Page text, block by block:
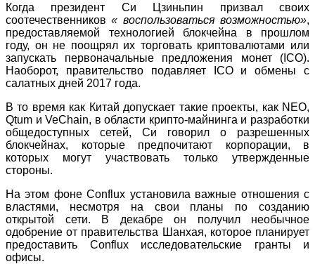
Когда президент Си Цзиньпин призвал своих
соотечественников« воспользоваться возможностью»,
предоставляемой технологией блокчейна в прошлом
году, он не поощрял их торговать криптовалютами или
запускать первоначальные предложения монет (ICO).
Наоборот, правительство подавляет ICO и обмены с
салатных дней 2017 года.
В то время как Китай допускает такие проекты, как NEO,
Qtum и VeChain, в области крипто-майнинга и разработки
общедоступных сетей, Си говорил о разрешенных
блокчейнах, которые предпочитают корпорации, в
которых могут участвовать только утвержденные
стороны.
На этом фоне Conflux установила важные отношения с
властями, несмотря на свои планы по созданию
открытой сети. В декабре он получил необычное
одобрение от правительства Шанхая, которое планирует
предоставить Conflux исследовательские гранты и
офисы.